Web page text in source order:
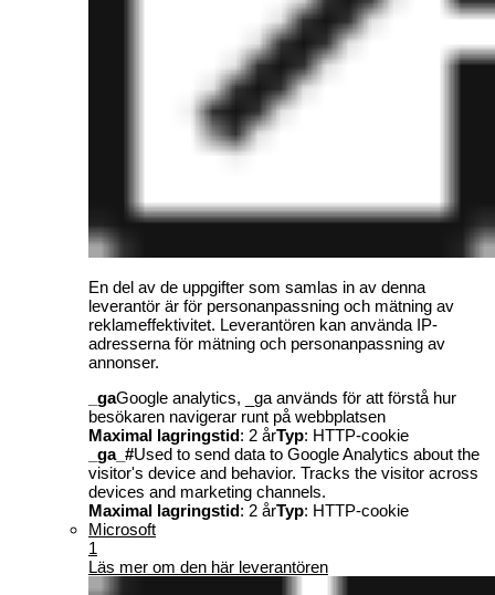
En del av de uppgifter som samlas in av denna
leverantör är för personanpassning och mätning av
reklameffektivitet. Leverantören kan använda IP-
adresserna för mätning och personanpassning av
annonser.
_gaGoogle analytics, _ga används för att förstå hur
besökaren navigerar runt på webbplatsen
Maximal lagringstid: 2 årTyp: HTTP-cookie
_ga_#Used to send data to Google Analytics about the
visitor's device and behavior. Tracks the visitor across
devices and marketing channels.
Maximal lagringstid: 2 årTyp: HTTP-cookie
Microsoft
1
Läs mer om den här leverantören